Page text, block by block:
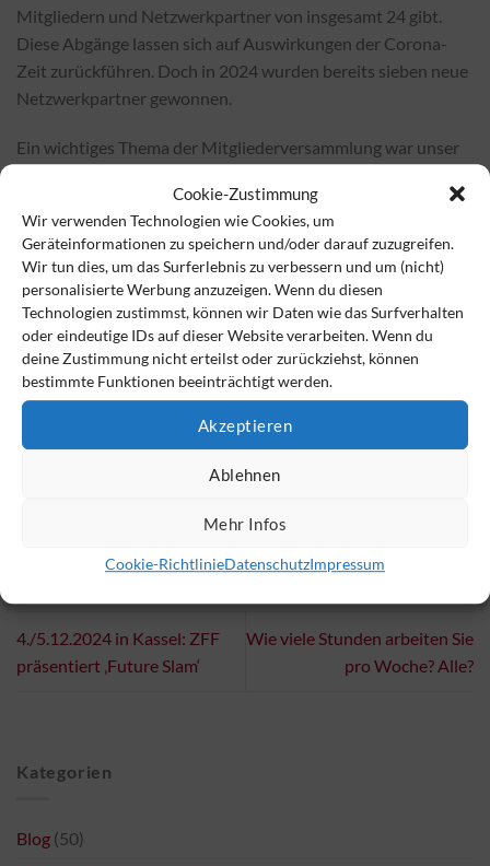
Cookie-Zustimmung
Wir verwenden Technologien wie Cookies, um
Geräteinformationen zu speichern und/oder darauf zuzugreifen.
Wir tun dies, um das Surferlebnis zu verbessern und um (nicht)
personalisierte Werbung anzuzeigen. Wenn du diesen
Technologien zustimmst, können wir Daten wie das Surfverhalten
oder eindeutige IDs auf dieser Website verarbeiten. Wenn du
deine Zustimmung nicht erteilst oder zurückziehst, können
bestimmte Funktionen beeinträchtigt werden.
Akzeptieren
Ablehnen
Mehr Infos
Cookie-RichtlinieDatenschutzImpressum
Mitgliedern und Netzwerkpartner von insgesamt 24 gibt.
Diese Abgänge lassen sich auf Auswirkungen der Corona-
Zeit zurückführen. Doch in 2024 wurden bereits sieben neue
Netzwerkpartner gewonnen.
Ein wichtiges Thema der Mitgliederversammlung war unser
auch in den nächsten Monitor-Ausgaben informiert werden.
Das Datum der Verbandsgründung ist der 22. Dezember,
doch feiern wollen wir die Eintragung ins Vereinsregister im
März. Für unser geplantes Event, eine „haptische Online-
Veranstaltung“, wurde der25. März 2025festgelegt. Was Sie
genau erwartet, verraten wir rechtzeitig.
Mit besten Grüßen
Ralf Barth Ulrike Barth
Vorstandsvorsitzender Vorstand und
4./5.12.2024 in Kassel: ZFF
präsentiert ‚Future Slam‘
Wie viele Stunden arbeiten Sie
pro Woche? Alle?
Kategorien
Blog (50)